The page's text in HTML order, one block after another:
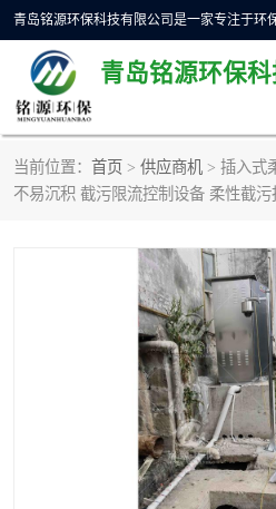
青岛铭源环保
当前位置： 首页 > 供应商机 > 插入式
不易沉积 截污限流控制设备 柔性截污
一体化HMPP泵站
加压泵房/灌溉泵房
不锈钢浮筒阀
雨水收集回用装置